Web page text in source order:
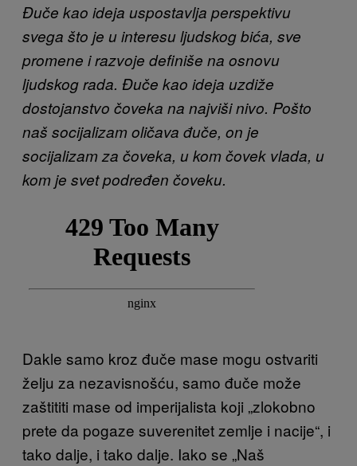
Đuče kao ideja uspostavlja perspektivu
svega što je u interesu ljudskog bića, sve
promene i razvoje definiše na osnovu
ljudskog rada. Đuče kao ideja uzdiže
dostojanstvo čoveka na najviši nivo. Pošto
naš socijalizam oličava đuče, on je
socijalizam za čoveka, u kom čovek vlada, u
kom je svet podređen čoveku.
Dakle samo kroz đuče mase mogu ostvariti
želju za nezavisnošću, samo đuče može
zaštititi mase od imperijalista koji „zlokobno
prete da pogaze suverenitet zemlje i nacije“, i
tako dalje, i tako dalje. Iako se „Naš